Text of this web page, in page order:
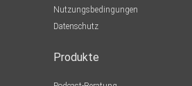
Nutzungsbedingungen
Datenschutz
Produkte